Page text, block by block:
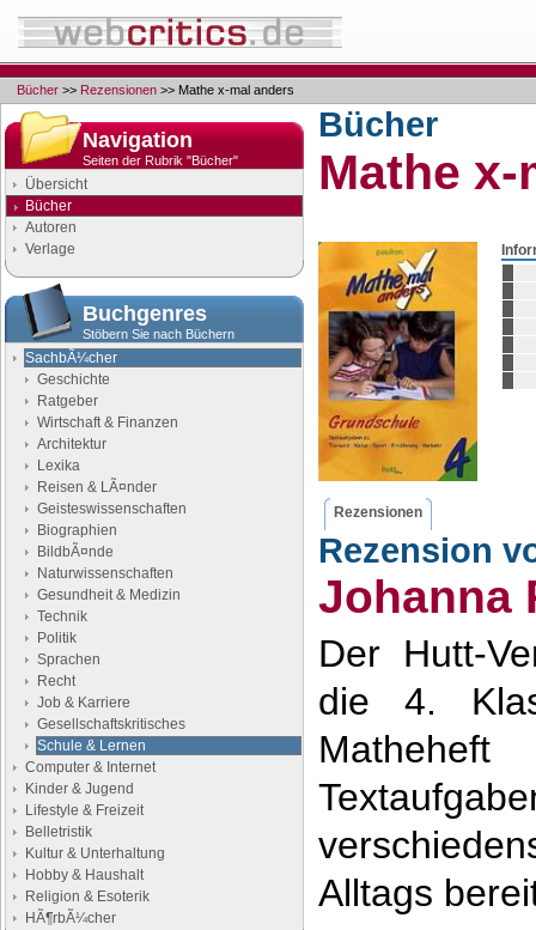
Bücher >> Rezensionen >> Mathe x-mal anders
Navigation
Seiten der Rubrik "Bücher"
Übersicht
Bücher
Autoren
Verlage
Buchgenres
Stöbern Sie nach Büchern
SachbÃ¼cher
Geschichte
Ratgeber
Wirtschaft & Finanzen
Architektur
Lexika
Reisen & LÃ¤nder
Geisteswissenschaften
Biographien
BildbÃ¤nde
Naturwissenschaften
Gesundheit & Medizin
Technik
Politik
Sprachen
Recht
Job & Karriere
Gesellschaftskritisches
Schule & Lernen
Computer & Internet
Kinder & Jugend
Lifestyle & Freizeit
Belletristik
Kultur & Unterhaltung
Hobby & Haushalt
Religion & Esoterik
HÃ¶rbÃ¼cher
Bücher
Mathe
Rezensionen
Rezension
Johanna
Der Hutt-
die 4.
Alltags